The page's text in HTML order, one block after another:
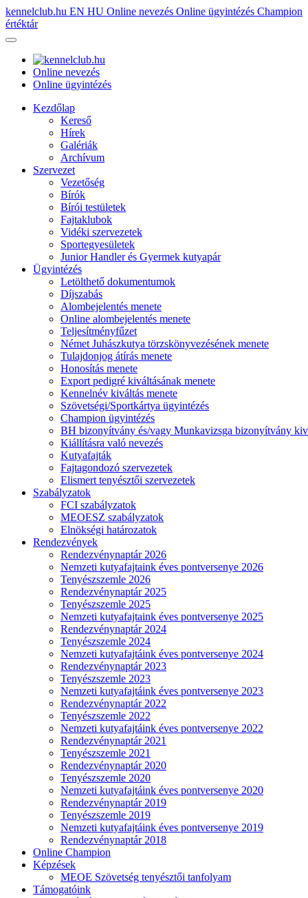
kennelclub.hu EN HU Online nevezés Online ügyintézés Champion
értéktár
Online nevezés
Online ügyintézés
Kezdőlap
Kereső
Hírek
Galériák
Archívum
Szervezet
Vezetőség
Bírók
Bírói testületek
Fajtaklubok
Vidéki szervezetek
Sportegyesületek
Junior Handler és Gyermek kutyapár
Ügyintézés
Letölthető dokumentumok
Díjszabás
Alombejelentés menete
Online alombejelentés menete
Teljesítményfűzet
Német Juhászkutya törzskönyvezésének menete
Tulajdonjog átírás menete
Honosítás menete
Export pedigré kiváltásának menete
Kennelnév kiváltás menete
Szövetségi/Sportkártya ügyintézés
Champion ügyintézés
BH bizonyítvány és/vagy Munkavizsga bizonyítvány
Kiállításra való nevezés
Kutyafajták
Fajtagondozó szervezetek
Elismert tenyésztői szervezetek
Szabályzatok
FCI szabályzatok
MEOESZ szabályzatok
Elnökségi határozatok
Rendezvények
Rendezvénynaptár 2026
Nemzeti kutyafajtaink éves pontversenye 2026
Tenyészszemle 2026
Rendezvénynaptár 2025
Tenyészszemle 2025
Nemzeti kutyafajtaink éves pontversenye 2025
Rendezvénynaptár 2024
Tenyészszemle 2024
Nemzeti kutyafajtáink éves pontversenye 2024
Rendezvénynaptár 2023
Tenyészszemle 2023
Nemzeti kutyafajtáink éves pontversenye 2023
Rendezvénynaptár 2022
Tenyészszemle 2022
Nemzeti kutyafajtáink éves pontversenye 2022
Rendezvénynaptár 2021
Tenyészszemle 2021
Rendezvénynaptár 2020
Tenyészszemle 2020
Nemzeti kutyafajtáink éves pontversenye 2020
Rendezvénynaptár 2019
Tenyészszemle 2019
Nemzeti kutyafajtáink éves pontversenye 2019
Rendezvénynaptár 2018
Online Champion
Képzések
MEOE Szövetség tenyésztői tanfolyam
Támogatóink